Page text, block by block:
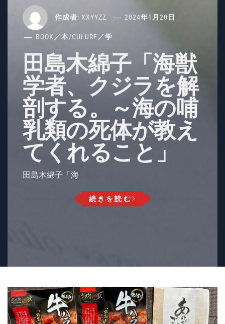
作成者: XXYYZZ 2024年1月20日
BOOK／本/CULURE／学
田島木綿子「海獣
学者、クジラを解
剖する。～海の哺
乳類の死体が教え
てくれること」
田島木綿子「海
続きを読む